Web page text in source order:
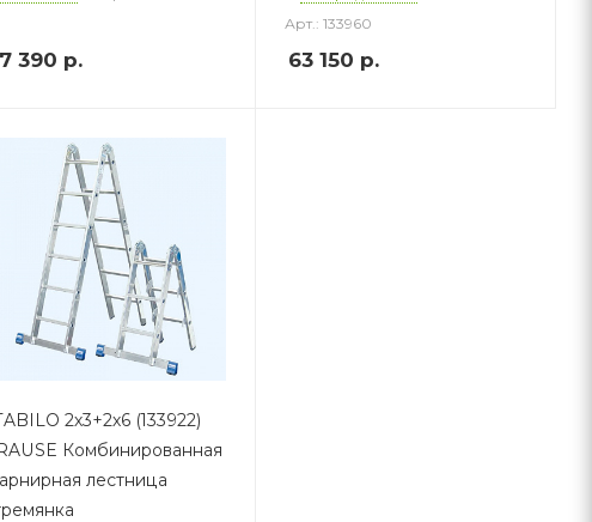
390 р.
Арт.: 133960
63 150 р.
2х3+2х6 (133922)
Комбинированная
лестница